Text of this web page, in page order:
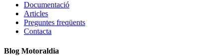
Documentació
Articles
Preguntes freqüents
Contacta
Blog Motoraldia